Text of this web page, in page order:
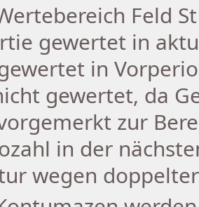
Feld
gewertet in
in
gewertet, da
zur
in der
wegen